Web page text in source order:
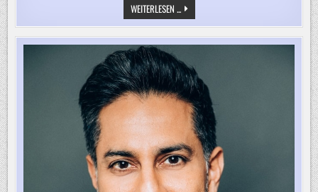
WEITERLESEN ...WIESO
HITZE
ALLE
GEFÄHRDET
–
WAS
KÜNFTIG
SCHÜTZT